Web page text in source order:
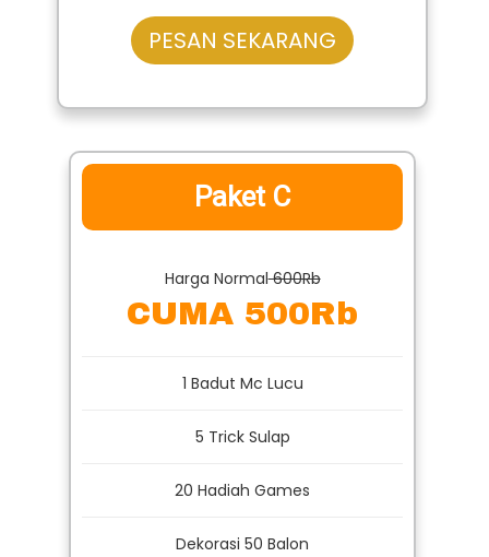
PESAN SEKARANG
Paket C
Harga Normal600Rb
CUMA 500Rb
1 Badut Mc Lucu
5 Trick Sulap
20 Hadiah Games
Dekorasi 50 Balon